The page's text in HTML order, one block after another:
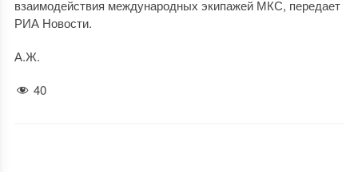
взаимодействия международных экипажей МКС, передает
РИА Новости.
А.Ж.
40